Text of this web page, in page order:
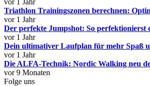
vor 1 Jahr
Triathlon Trainingszonen berechnen:
vor 1 Jahr
Der perfekte Jumpshot: So
vor 1 Jahr
Dein ultimativer Laufplan für mehr Spaß
vor 1 Jahr
Die ALFA-Technik: Nordic Walking neu
vor 9 Monaten
Folge uns